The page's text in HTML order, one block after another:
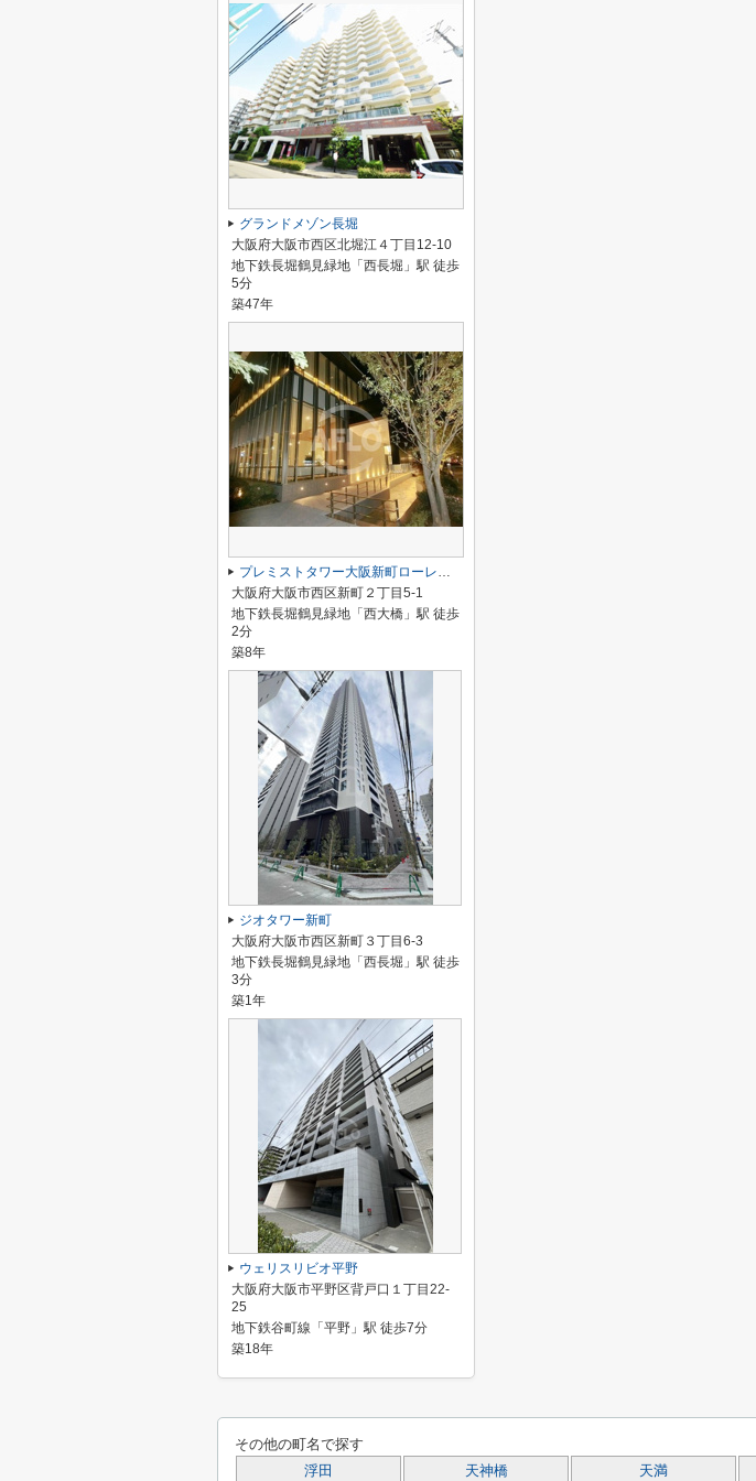
グランドメゾン長堀
大阪府大阪市西区北堀江４丁目12-10
地下鉄長堀鶴見緑地「西長堀」駅 徒歩
5分
築47年
プレミストタワー大阪新町ローレルコート
大阪府大阪市西区新町２丁目5-1
地下鉄長堀鶴見緑地「西大橋」駅 徒歩
2分
築8年
ジオタワー新町
大阪府大阪市西区新町３丁目6-3
地下鉄長堀鶴見緑地「西長堀」駅 徒歩
3分
築1年
ウェリスリビオ平野
大阪府大阪市平野区背戸口１丁目22-
25
地下鉄谷町線「平野」駅 徒歩7分
築18年
その他の町名で探す
浮田 天神橋 天満